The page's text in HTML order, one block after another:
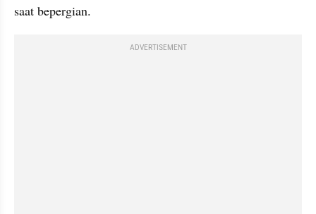
saat bepergian.
ADVERTISEMENT